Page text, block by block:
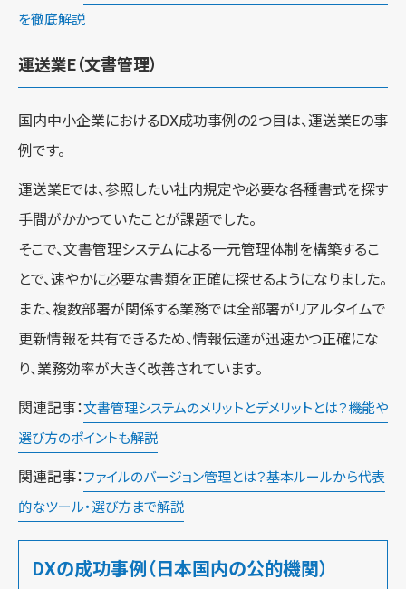
を徹底解説
運送業E（文書管理）
国内中小企業におけるDX成功事例の2つ目は、運送業Eの事
例です。
運送業Eでは、参照したい社内規定や必要な各種書式を探す
手間がかかっていたことが課題でした。
そこで、文書管理システムによる一元管理体制を構築するこ
とで、速やかに必要な書類を正確に探せるようになりました。
また、複数部署が関係する業務では全部署がリアルタイムで
更新情報を共有できるため、情報伝達が迅速かつ正確にな
り、業務効率が大きく改善されています。
関連記事：文書管理システムのメリットとデメリットとは？機能や
選び方のポイントも解説
関連記事： ファイルのバージョン管理とは？基本ルールから代表
的なツール・選び方まで解説
DXの成功事例（日本国内の公的機関）